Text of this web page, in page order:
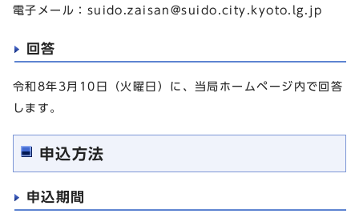
電子メール： suido.zaisan@suido.city.kyoto.lg.jp
回答
令和8年3月10日（火曜日）に、当局ホームページ内で回答
します。
申込方法
申込期間